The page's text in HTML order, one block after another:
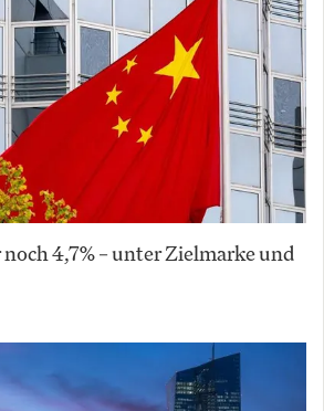
4,7% – unter Zielmarke und